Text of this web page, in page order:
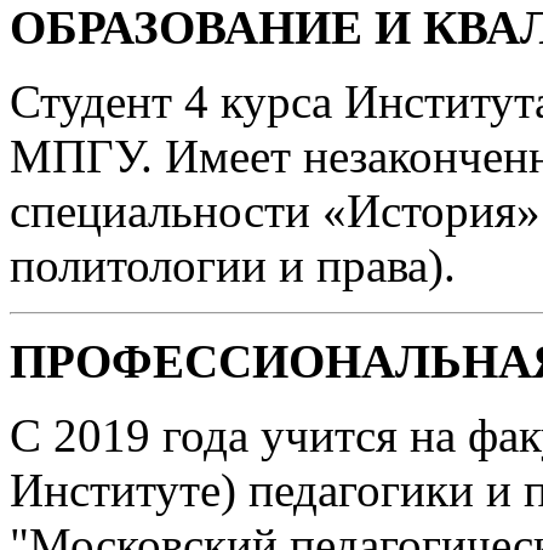
ОБРАЗОВАНИЕ И
Студент 4 курса
МПГУ. Имеет
специальности
политологии и права).
С 2019 года учится на
Институте) педагогики